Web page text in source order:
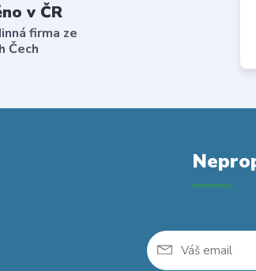
v ČR
firma ze
Čech